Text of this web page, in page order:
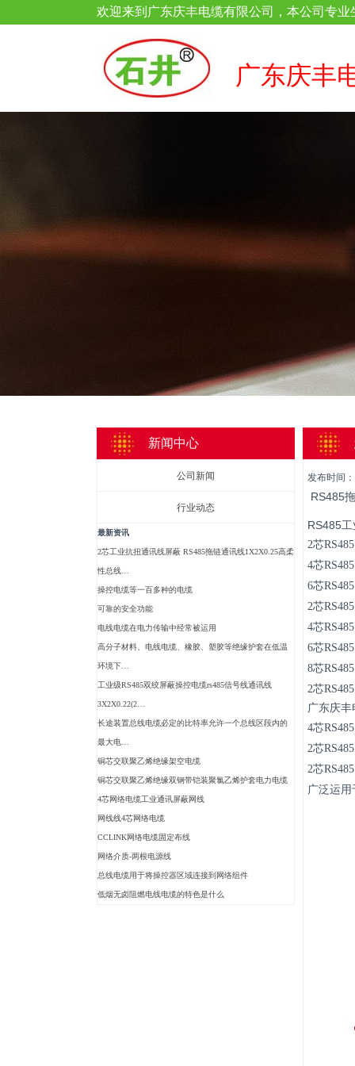
欢迎来到广东庆丰电缆有限公司，本公司专
广东庆丰
新闻中心
公司新闻
行业动态
最新资讯
2芯工业抗扭通讯线屏蔽 RS485拖链通讯线1X2X0.25高柔
性总线…
操控电缆等一百多种的电缆
可靠的安全功能
电线电缆在电力传输中经常被运用
高分子材料、电线电缆、橡胶、塑胶等绝缘护套在低温
环境下…
工业级RS485双绞屏蔽操控电缆rs485信号线通讯线
3X2X0.22(2…
长途装置总线电缆必定的比特率允许一个总线区段内的
最大电…
铜芯交联聚乙烯绝缘架空电缆
铜芯交联聚乙烯绝缘双钢带铠装聚氯乙烯护套电力电缆
4芯网络电缆工业通讯屏蔽网线
网线线4芯网络电缆
CCLINK网络电缆固定布线
网络介质-两根电源线
总线电缆用于将操控器区域连接到网络组件
低烟无卤阻燃电线电缆的特色是什么
发布时间：
RS485
RS485
2芯
4芯
6芯
2芯
4芯
6芯
8芯
2芯
广东庆丰
4芯
2芯
2芯
广泛运用